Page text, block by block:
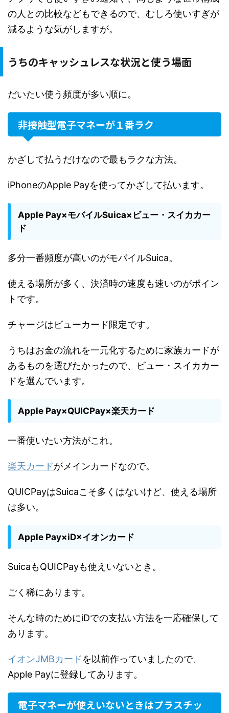
の人との比較などもできるので、むしろ使いすぎが
減るような気がしますが。
うちのキャッシュレスな状況と使う場面
だいたい使う頻度が多い順に。
非接触型電子マネーが１番ラク
かざして払うだけなので最もラクな方法。
iPhoneのApple Payを使ってかざして払います。
Apple Pay×モバイルSuica×ビュー・スイカカー
ド
多分一番頻度が高いのがモバイルSuica。
使える場所が多く、決済時の速度も速いのがポイン
トです。
チャージはビューカード限定です。
うちはお金の流れを一元化するために家族カードが
あるものを選びたかったので、ビュー・スイカカー
ドを選んでいます。
Apple Pay×QUICPay×楽天カード
一番使いたい方法がこれ。
楽天カードがメインカードなので。
QUICPayはSuicaこそ多くはないけど、使える場所
は多い。
Apple Pay×iD×イオンカード
SuicaもQUICPayも使えいないとき。
ごく稀にあります。
そんな時のためにiDでの支払い方法を一応確保して
あります。
イオンJMBカードを以前作っていましたので、
Apple Payに登録してあります。
電子マネーが使えいないときはプラスチッ